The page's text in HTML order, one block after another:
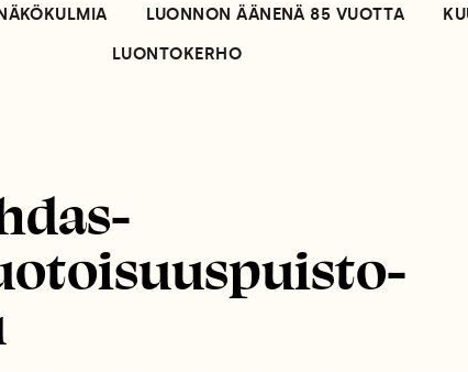
NÄKÖKULMIA LUONNON ÄÄNENÄ 85 VUOTTA
LUONTOKERHO